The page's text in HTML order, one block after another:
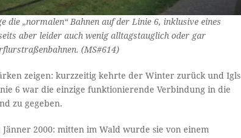
die „normalen“ Bahnen auf der Linie 6, inklusive eines
aber leider auch wenig alltagstauglich oder gar
(MS#614)
zeigen: kurzzeitig kehrte der Winter zurück und Igls
6 war die einzige funktionierende Verbindung in die
zu gegeben.
2000: mitten im Wald wurde sie von einem